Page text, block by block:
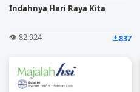
Indahnya Hari Raya Kita
👁️ 82.924 837